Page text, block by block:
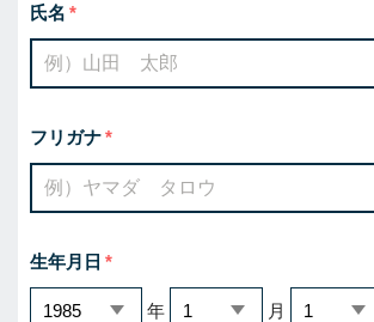
氏名
フリガナ
生年月日
年 月